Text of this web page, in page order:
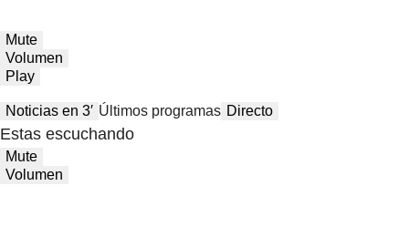
Mute
Volumen
Play
Noticias en 3′ Últimos programas Directo
Estas escuchando
Mute
Volumen